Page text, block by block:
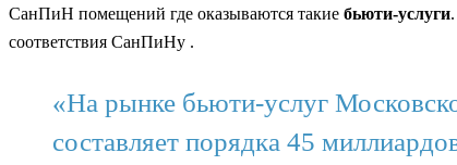
СанПиН помещений где оказываются такие бьюти-услуги
соответствия СанПиНу .
«На рынке бьюти-услуг
составляет порядка 45